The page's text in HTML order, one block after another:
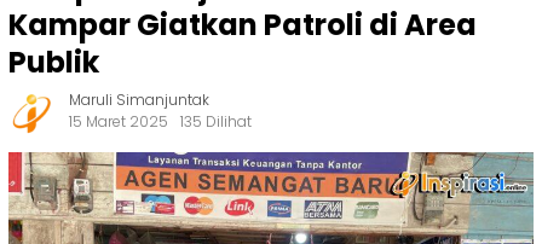
Kampar Giatkan Patroli di Area
Publik
Maruli Simanjuntak
15 Maret 2025
135 Dilihat